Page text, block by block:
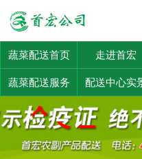
蔬菜配送首页 走进首宏
蔬菜配送服务 配送中心实